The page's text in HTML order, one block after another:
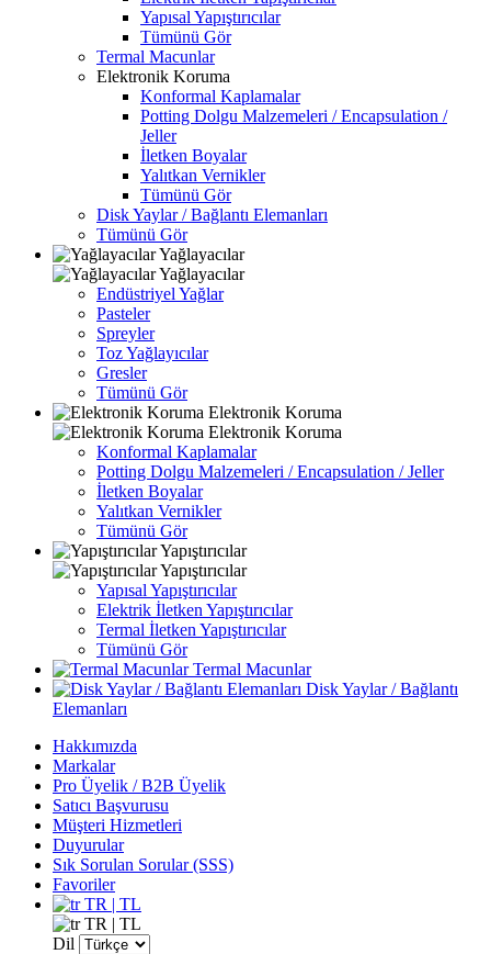
Yapısal Yapıştırıcılar
Tümünü Gör
Termal Macunlar
Elektronik Koruma
Konformal Kaplamalar
Potting Dolgu Malzemeleri / Encapsulation /
Jeller
İletken Boyalar
Yalıtkan Vernikler
Tümünü Gör
Disk Yaylar / Bağlantı Elemanları
Tümünü Gör
Yağlayacılar
Yağlayacılar
Endüstriyel Yağlar
Pasteler
Spreyler
Toz Yağlayıcılar
Gresler
Tümünü Gör
Elektronik Koruma
Elektronik Koruma
Konformal Kaplamalar
Potting Dolgu Malzemeleri / Encapsulation / Jeller
İletken Boyalar
Yalıtkan Vernikler
Tümünü Gör
Yapıştırıcılar
Yapıştırıcılar
Yapısal Yapıştırıcılar
Elektrik İletken Yapıştırıcılar
Termal İletken Yapıştırıcılar
Tümünü Gör
Termal Macunlar
Disk Yaylar / Bağlantı
Elemanları
Hakkımızda
Markalar
Pro Üyelik / B2B Üyelik
Satıcı Başvurusu
Müşteri Hizmetleri
Duyurular
Sık Sorulan Sorular (SSS)
Favoriler
TR | TL
TR | TL
Dil